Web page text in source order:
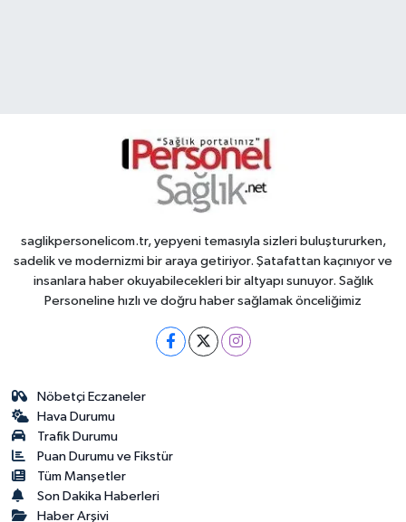
saglikpersonelicom.tr, yepyeni temasıyla sizleri buluştururken,
sadelik ve modernizmi bir araya getiriyor. Şatafattan kaçınıyor ve
insanlara haber okuyabilecekleri bir altyapı sunuyor. Sağlık
Personeline hızlı ve doğru haber sağlamak önceliğimiz
Nöbetçi Eczaneler
Hava Durumu
Trafik Durumu
Puan Durumu ve Fikstür
Tüm Manşetler
Son Dakika Haberleri
Haber Arşivi